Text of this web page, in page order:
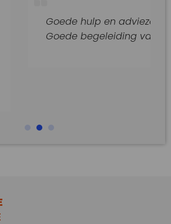
Goede hulp en adviezen.
Goede begeleiding van dit kantoor